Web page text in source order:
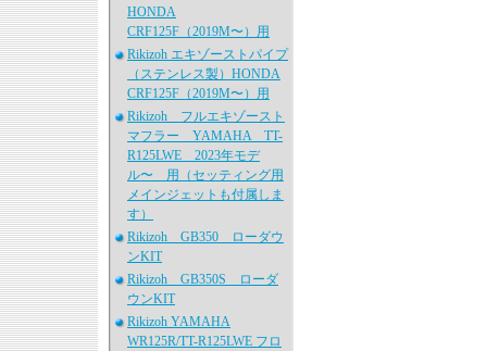
HONDA
CRF125F（2019M〜）用
Rikizoh エキゾーストパイプ
（ステンレス製）HONDA
CRF125F（2019M〜）用
Rikizoh フルエキゾースト
マフラー YAMAHA TT-
R125LWE 2023年モデ
ル〜 用（セッティング用
メインジェットも付属しま
す）
Rikizoh GB350 ローダウ
ンKIT
Rikizoh GB350S ローダ
ウンKIT
Rikizoh YAMAHA
WR125R/TT-R125LWE フロ